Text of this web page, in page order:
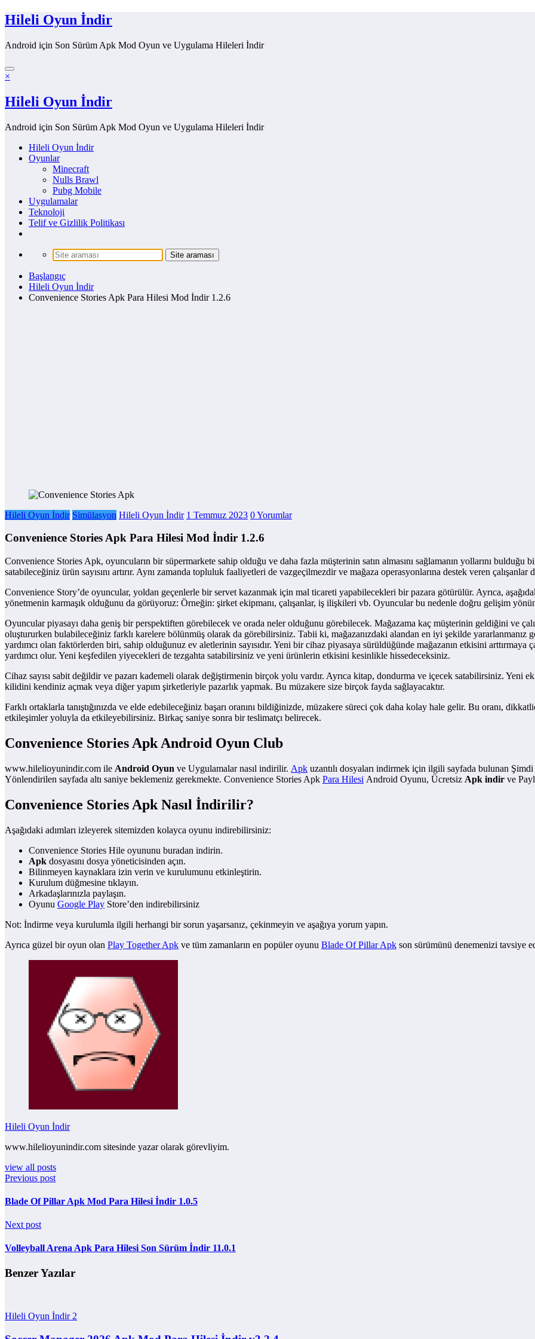
İçeriğe
atla
Hileli Oyun İndir
Android için Son Sürüm Apk Mod Oyun ve Uygulama Hileleri İndir
×
Hileli Oyun İndir
Android için Son Sürüm Apk Mod Oyun ve Uygulama Hileleri İndir
Hileli Oyun İndir
Oyunlar
Minecraft
Nulls Brawl
Pubg Mobile
Uygulamalar
Teknoloji
Telif ve Gizlilik Politikası
Başlangıç
Hileli Oyun İndir
Convenience Stories Apk Para Hilesi Mod İndir 1.2.6
Hileli Oyun İndir Simülasyon Hileli Oyun İndir 1 Temmuz 2023 0 Yorumlar
Convenience Stories Apk Para Hilesi Mod İndir 1.2.6
Convenience Stories Apk, oyuncuların bir süpermarkete sahip olduğu ve daha fazla müşterinin satın almasını sağlamanın yollarını
satabileceğiniz ürün sayısını artırır. Aynı zamanda topluluk faaliyetleri de vazgeçilmezdir ve mağaza operasyonlarına destek veren çalışanlar
Convenience Story’de oyuncular, yoldan geçenlerle bir servet kazanmak için mal ticareti yapabilecekleri bir pazara götürülür. Ayrıca,
yönetmenin karmaşık olduğunu da görüyoruz: Örneğin: şirket ekipmanı, çalışanlar, iş ilişkileri vb. Oyuncular bu nedenle doğru gelişim
Oyuncular piyasayı daha geniş bir perspektiften görebilecek ve orada neler olduğunu görebilecek. Mağazama kaç müşterinin geldiğini ve
oluştururken bulabileceğiniz farklı karelere bölünmüş olarak da görebilirsiniz. Tabii ki, mağazanızdaki alandan en iyi şekilde yararlanmanız
yardımcı olan faktörlerden biri, sahip olduğunuz ev aletlerinin sayısıdır. Yeni bir cihaz piyasaya sürüldüğünde mağazanın etkisini arttırmaya
yardımcı olur. Yeni keşfedilen yiyecekleri de tezgahta satabilirsiniz ve yeni ürünlerin etkisini kesinlikle hissedeceksiniz.
Cihaz sayısı sabit değildir ve pazarı kademeli olarak değiştirmenin birçok yolu vardır. Ayrıca kitap, dondurma ve içecek satabilirsiniz. Yeni
kilidini kendiniz açmak veya diğer yapım şirketleriyle pazarlık yapmak. Bu müzakere size birçok fayda sağlayacaktır.
Farklı ortaklarla tanıştığınızda ve elde edebileceğiniz başarı oranını bildiğinizde, müzakere süreci çok daha kolay hale gelir. Bu oranı,
etkileşimler yoluyla da etkileyebilirsiniz. Birkaç saniye sonra bir teslimatçı belirecek.
Convenience Stories Apk Android Oyun Club
www.hilelioyunindir.com ile Android Oyun ve Uygulamalar nasıl indirilir. Apk uzantılı dosyaları indirmek için ilgili sayfada bulunan
Yönlendirilen sayfada altı saniye beklemeniz gerekmekte. Convenience Stories Apk Para Hilesi Android Oyunu, Ücretsiz Apk indir ve
Convenience Stories Apk Nasıl İndirilir?
Aşağıdaki adımları izleyerek sitemizden kolayca oyunu indirebilirsiniz:
Convenience Stories Hile oyununu buradan indirin.
Apk dosyasını dosya yöneticisinden açın.
Bilinmeyen kaynaklara izin verin ve kurulumunu etkinleştirin.
Kurulum düğmesine tıklayın.
Arkadaşlarınızla paylaşın.
Oyunu Google Play Store’den indirebilirsiniz
Not: İndirme veya kurulumla ilgili herhangi bir sorun yaşarsanız, çekinmeyin ve aşağıya yorum yapın.
Ayrıca güzel bir oyun olan Play Together Apk ve tüm zamanların en popüler oyunu Blade Of Pillar Apk son sürümünü denemenizi tavsiye
Hileli Oyun İndir
www.hilelioyunindir.com sitesinde yazar olarak görevliyim.
view all posts
Previous post
Blade Of Pillar Apk Mod Para Hilesi İndir 1.0.5
Next post
Volleyball Arena Apk Para Hilesi Son Sürüm İndir 11.0.1
Benzer Yazılar
Hileli Oyun İndir2